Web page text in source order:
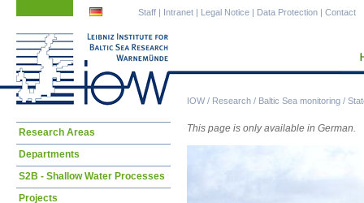
IOW/ Research / Baltic Sea monitoring /
Staff | Intranet | Legal Notice | Data Protection | Contact
This page is only available in German.
Skip
Research Areas
Departments
S2B - Shallow Water Processes
Projects